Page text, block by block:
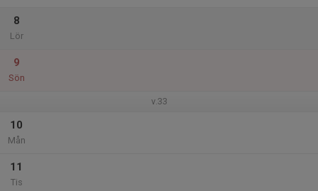
8
Lör
9
Sön
v.33
10
Mån
11
Tis